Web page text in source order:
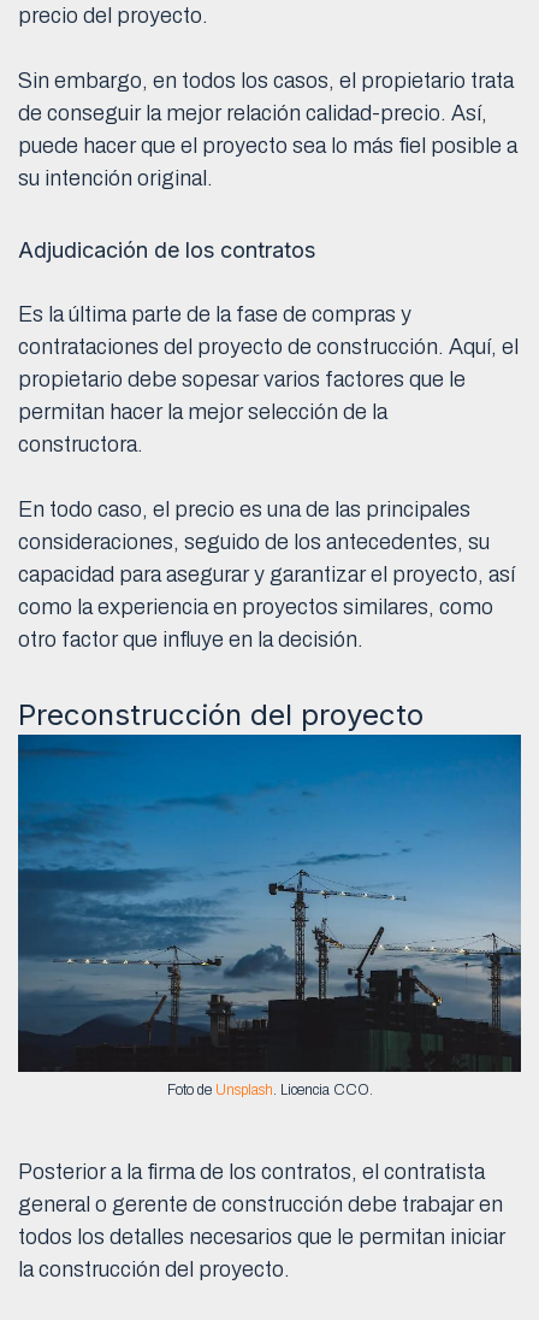
precio del proyecto.
Sin embargo, en todos los casos, el propietario trata
de conseguir la mejor relación calidad-precio. Así,
puede hacer que el proyecto sea lo más fiel posible a
su intención original.
Adjudicación de los contratos
Es la última parte de la fase de compras y
contrataciones del proyecto de construcción. Aquí, el
propietario debe sopesar varios factores que le
permitan hacer la mejor selección de la
constructora.
En todo caso, el precio es una de las principales
consideraciones, seguido de los antecedentes, su
capacidad para asegurar y garantizar el proyecto, así
como la experiencia en proyectos similares, como
otro factor que influye en la decisión.
Preconstrucción del proyecto
Foto de Unsplash . Licencia CCO.
Posterior a la firma de los contratos, el contratista
general o gerente de construcción debe trabajar en
todos los detalles necesarios que le permitan iniciar
la construcción del proyecto.